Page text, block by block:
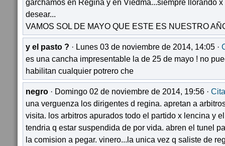
garchamos en Regina y en Viedma...siempre llorando
desear...
VAMOS SOL DE MAYO QUE ESTE ES NUESTRO
y el pasto ? · Lunes 03 de noviembre de 2014, 14:05 ·
es una cancha impresentable la de 25 de mayo ! no
habilitan cualquier potrero che
negro · Domingo 02 de noviembre de 2014, 19:56 ·
una verguenza los dirigentes d regina. apretan a
visita. los arbitros apurados todo el partido x lencina y
tendria q estar suspendida de por vida. abren el tunel
la comision a pegar. vinero...la unica vez q saliste de